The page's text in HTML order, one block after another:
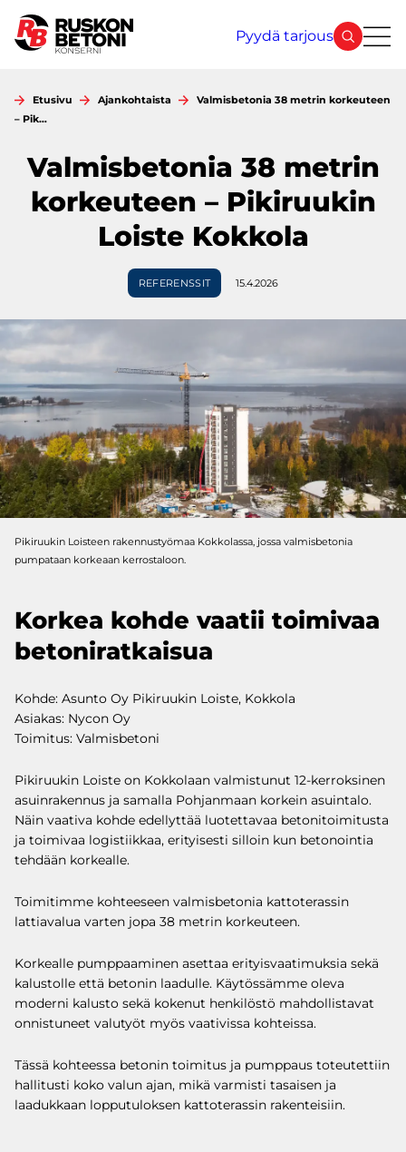
sisältöön
Pyydä tarjous
Etusivu Ajankohtaista
Valmisbetonia 38 metrin korkeuteen
– Pik…
Valmisbetonia 38 metrin
korkeuteen – Pikiruukin
Loiste Kokkola
REFERENSSIT 15.4.2026
Pikiruukin Loisteen rakennustyömaa Kokkolassa, jossa valmisbetonia
pumpataan korkeaan kerrostaloon.
Korkea kohde vaatii toimivaa
betoniratkaisua
Kohde: Asunto Oy Pikiruukin Loiste, Kokkola
Asiakas: Nycon Oy
Toimitus: Valmisbetoni
Pikiruukin Loiste on Kokkolaan valmistunut 12-kerroksinen
asuinrakennus ja samalla Pohjanmaan korkein asuintalo.
Näin vaativa kohde edellyttää luotettavaa betonitoimitusta
ja toimivaa logistiikkaa, erityisesti silloin kun betonointia
tehdään korkealle.
Toimitimme kohteeseen valmisbetonia kattoterassin
lattiavalua varten jopa 38 metrin korkeuteen.
Korkealle pumppaaminen asettaa erityisvaatimuksia sekä
kalustolle että betonin laadulle. Käytössämme oleva
moderni kalusto sekä kokenut henkilöstö mahdollistavat
onnistuneet valutyöt myös vaativissa kohteissa.
Tässä kohteessa betonin toimitus ja pumppaus toteutettiin
hallitusti koko valun ajan, mikä varmisti tasaisen ja
laadukkaan lopputuloksen kattoterassin rakenteisiin.